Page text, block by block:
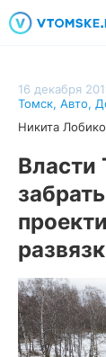
16 декабря
Томск, Авто,
Никита
Власти